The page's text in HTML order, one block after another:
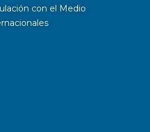
con el Medio